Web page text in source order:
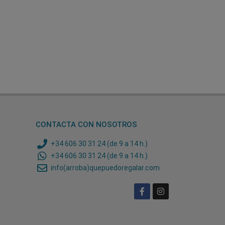
CONTACTA CON NOSOTROS
+34 606 30 31 24 (de 9 a 14 h.)
+34 606 30 31 24 (de 9 a 14 h.)
info(arroba)quepuedoregalar.com